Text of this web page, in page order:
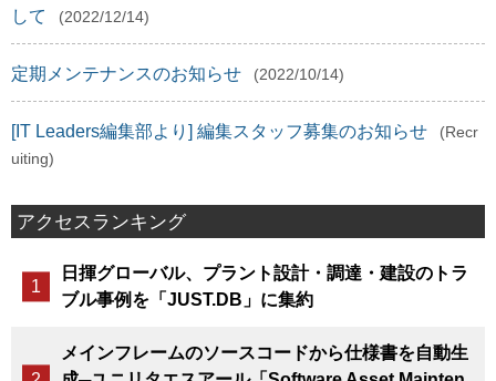
して
(2022/12/14)
定期メンテナンスのお知らせ (2022/10/14)
[IT Leaders編集部より] 編集スタッフ募集のお知らせ
(Recr
uiting)
アクセスランキング
日揮グローバル、プラント設計・調達・建設のトラ
ブル事例を「JUST.DB」に集約
メインフレームのソースコードから仕様書を自動生